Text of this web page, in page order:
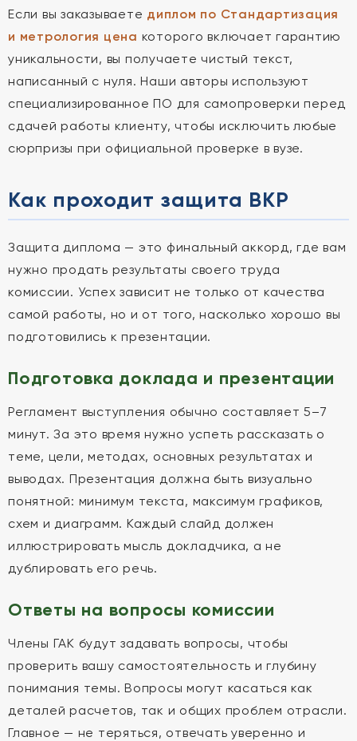
Если вы заказываете диплом по Стандартизация
и метрология цена которого включает гарантию
уникальности, вы получаете чистый текст,
написанный с нуля. Наши авторы используют
специализированное ПО для самопроверки перед
сдачей работы клиенту, чтобы исключить любые
сюрпризы при официальной проверке в вузе.
Как проходит защита ВКР
Защита диплома — это финальный аккорд, где вам
нужно продать результаты своего труда
комиссии. Успех зависит не только от качества
самой работы, но и от того, насколько хорошо вы
подготовились к презентации.
Подготовка доклада и презентации
Регламент выступления обычно составляет 5–7
минут. За это время нужно успеть рассказать о
теме, цели, методах, основных результатах и
выводах. Презентация должна быть визуально
понятной: минимум текста, максимум графиков,
схем и диаграмм. Каждый слайд должен
иллюстрировать мысль докладчика, а не
дублировать его речь.
Ответы на вопросы комиссии
Члены ГАК будут задавать вопросы, чтобы
проверить вашу самостоятельность и глубину
понимания темы. Вопросы могут касаться как
деталей расчетов, так и общих проблем отрасли.
Главное — не теряться, отвечать уверенно и